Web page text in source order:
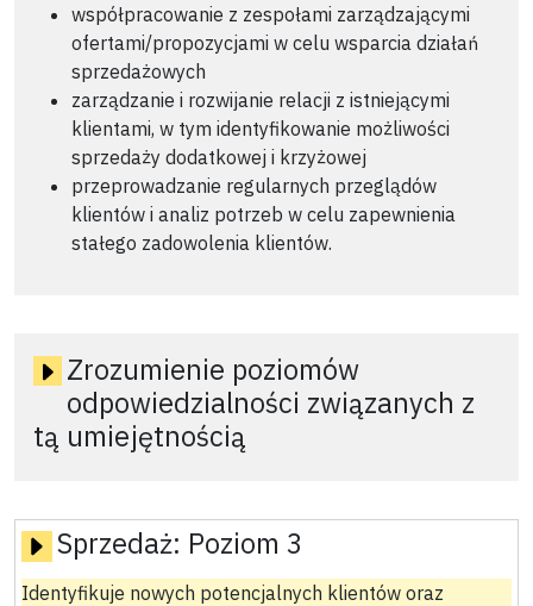
współpracowanie z zespołami zarządzającymi
ofertami/propozycjami w celu wsparcia działań
sprzedażowych
zarządzanie i rozwijanie relacji z istniejącymi
klientami, w tym identyfikowanie możliwości
sprzedaży dodatkowej i krzyżowej
przeprowadzanie regularnych przeglądów
klientów i analiz potrzeb w celu zapewnienia
stałego zadowolenia klientów.
Zrozumienie poziomów
odpowiedzialności związanych z
tą umiejętnością
Sprzedaż: Poziom 3
Identyfikuje nowych potencjalnych klientów oraz